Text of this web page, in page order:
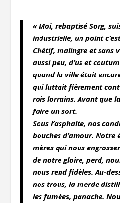
« Moi, rebaptisé Sorg,
industrielle, un point
Chétif, malingre et sans
aussi peu, d’us et
quand la ville était
qui luttait fièrement
rois lorrains. Avant que
faire un sort.
Sous l’asphalte, nos
bouches d’amour. Notre
mères qui nous
de notre gloire, perd,
nous rend fidèles. Au-
nos trous, la merde
les fumées, panache.